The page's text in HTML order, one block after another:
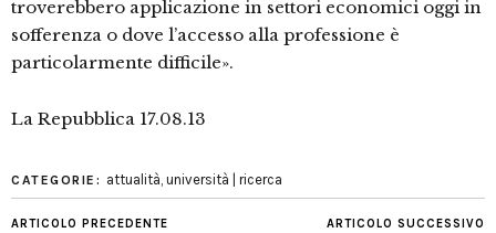
troverebbero applicazione in settori economici oggi in
sofferenza o dove l’accesso alla professione è
particolarmente difficile».
La Repubblica 17.08.13
CATEGORIE: attualità, università | ricerca
ARTICOLO PRECEDENTE ARTICOLO SUCCESSIVO